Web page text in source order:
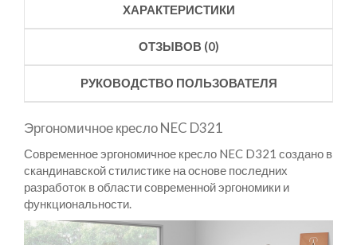
ХАРАКТЕРИСТИКИ
ОТЗЫВОВ (0)
РУКОВОДСТВО ПОЛЬЗОВАТЕЛЯ
Эргономичное кресло NEC D321
Современное эргономичное кресло NEC D321 создано в
скандинавской стилистике на основе последних
разработок в области современной эргономики и
функциональности.